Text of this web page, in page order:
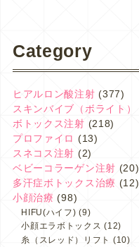
Category
ヒアルロン酸注射 (377)
スキンバイブ（ボライト）
ボトックス注射 (218)
プロファイロ (13)
スネコス注射 (2)
ベビーコラーゲン注射 (20)
多汗症ボトックス治療 (12)
小顔治療 (98)
HIFU(ハイフ) (9)
小顔エラボトックス (12)
糸（スレッド）リフト (10)